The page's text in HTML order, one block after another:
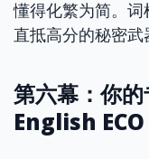
懂得化繁为简。词
直抵高分的秘密武
第六幕：你
English ECO